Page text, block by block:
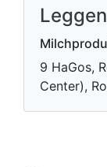
9 HaGos,
Center),